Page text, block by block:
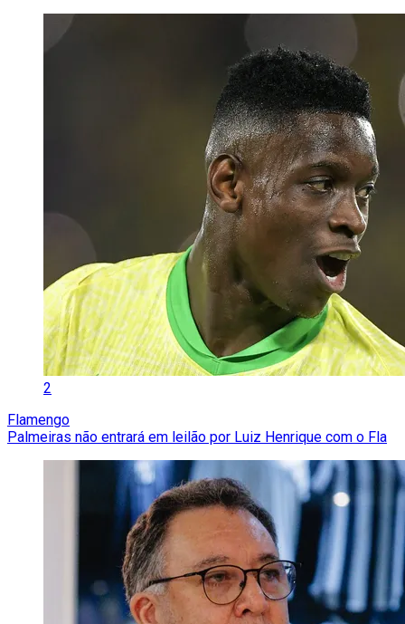
2
Flamengo
Palmeiras não entrará em leilão por Luiz Henrique com o Fla